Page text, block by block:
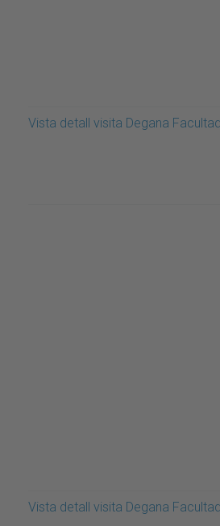
Vista detall visita Degana
Vista detall visita Degana